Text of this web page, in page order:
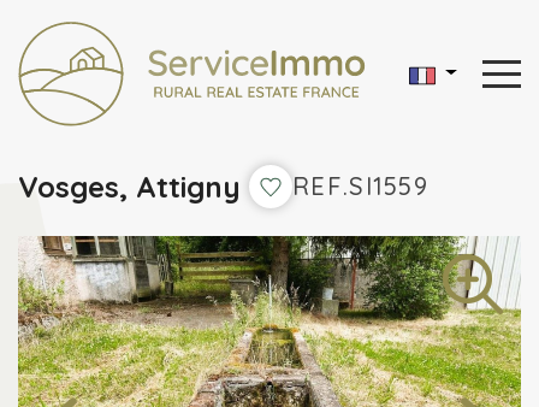
Vosges, Attigny REF.SI1559